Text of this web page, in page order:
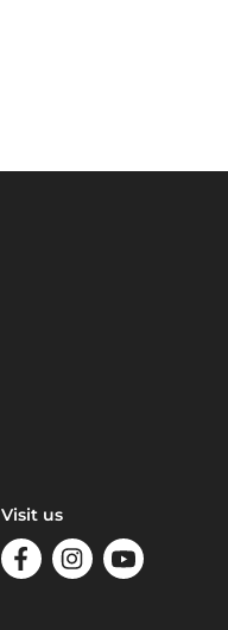
Visit us